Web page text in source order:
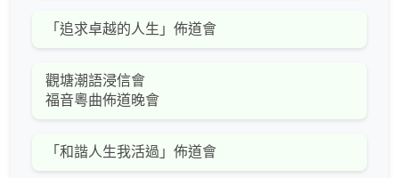
「追求卓越的人生」佈道會
觀塘潮語浸信會
福音粵曲佈道晚會
「和諧人生我活過」佈道會